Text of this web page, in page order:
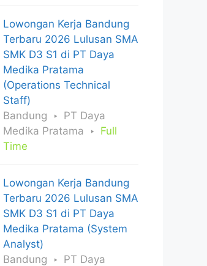
Lowongan Kerja Bandung
Terbaru 2026 Lulusan SMA
SMK D3 S1 di PT Daya
Medika Pratama
(Operations Technical
Staff)
Bandung
PT Daya
Medika Pratama
Full
Time
Lowongan Kerja Bandung
Terbaru 2026 Lulusan SMA
SMK D3 S1 di PT Daya
Medika Pratama (System
Analyst)
Bandung
PT Daya